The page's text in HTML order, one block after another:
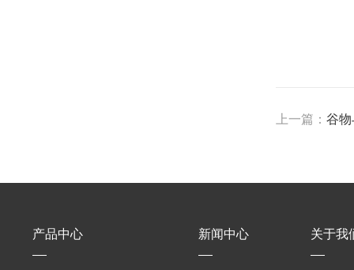
上一篇：谷
产品中心 新闻中心 关于我